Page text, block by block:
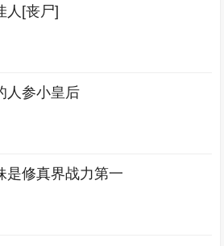
人[丧尸]
人参小皇后
是修真界战力第一